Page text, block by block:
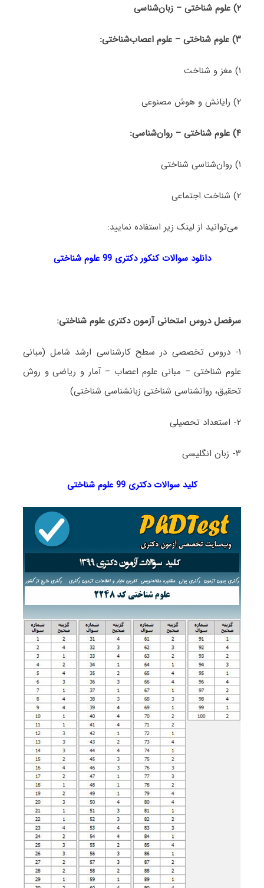
۲) علوم شناختی – زبان‌شناسی
۳) علوم شناختی – علوم اعصاب‌شناختی:
۱) مغز و شناخت
۲) رایانش و هوش مصنوعی
۴) علوم شناختی – روان‌شناسی:
۱) روان‌شناسی شناختی
۲) شناخت اجتماعی
می‌توانید از لینک زیر استفاده نمایید:
دانلود سوالات کنکور دکتری 99 علوم شناختی
سرفصل دروس امتحانی آزمون دکتری علوم شناختی:
۱- دروس تخصصی در سطح کارشناسی ارشد شامل (مبانی
علوم شناختی – مبانی علوم اعصاب – آمار و ریاضی و روش
تحقیق، روانشناسی شناختی زبانشناسی شناختی)
۲- استعداد تحصیلی
۳- زبان انگلیسی
کلید سوالات دکتری 99 علوم شناختی